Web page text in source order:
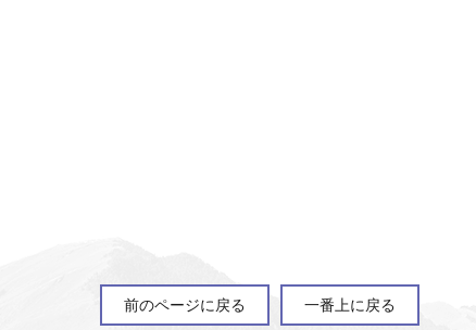
前のページに戻る 一番上に戻る